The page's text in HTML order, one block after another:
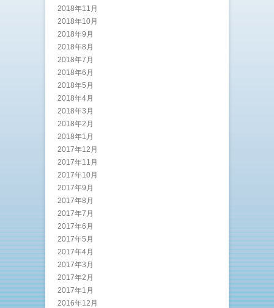
2018年11月
2018年10月
2018年9月
2018年8月
2018年7月
2018年6月
2018年5月
2018年4月
2018年3月
2018年2月
2018年1月
2017年12月
2017年11月
2017年10月
2017年9月
2017年8月
2017年7月
2017年6月
2017年5月
2017年4月
2017年3月
2017年2月
2017年1月
2016年12月